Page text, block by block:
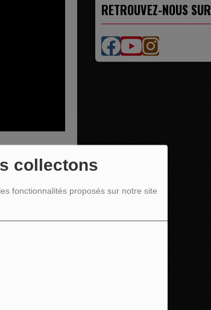
collectons
fonctionnalités proposés sur notre site
de
RETROUVEZ-NOUS SUR